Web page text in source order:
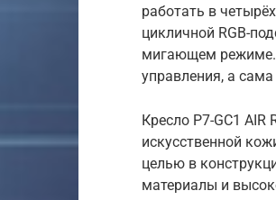
работать в
цикличной RGB-
мигающем режиме.
управления, а
Кресло P7-GC1
искусственной
целью в
материалы и